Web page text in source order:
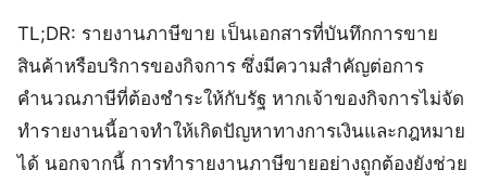
TL;DR: รายงานภาษีขาย เป็นเอกสารที่บันทึกการขาย
สินค้าหรือบริการของกิจการ ซึ่งมีความสำคัญต่อการ
คำนวณภาษีที่ต้องชำระให้กับรัฐ หากเจ้าของกิจการไม่จัด
ทำรายงานนี้อาจทำให้เกิดปัญหาทางการเงินและกฎหมาย
ได้ นอกจากนี้ การทำรายงานภาษีขายอย่างถูกต้องยังช่วย